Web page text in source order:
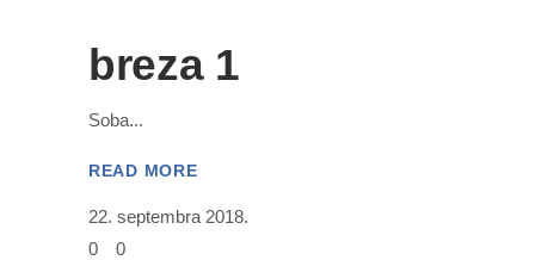
breza 1
Soba
READ MORE
22. septembra 2018.
0
0